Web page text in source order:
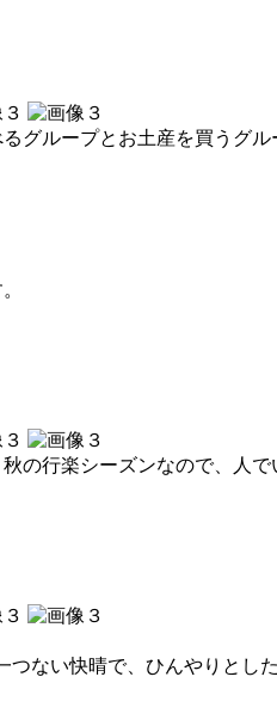
グループとお土産を買うグ
の行楽シーズンなので、人
ない快晴で、ひんやりとし